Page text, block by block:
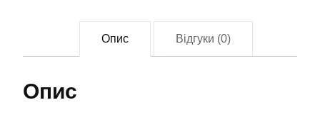
Опис Відгуки (0)
Опис